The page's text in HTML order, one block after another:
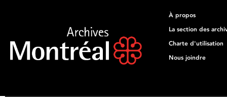
À propos
La section des
Charte d'utilisation
Nous joindre